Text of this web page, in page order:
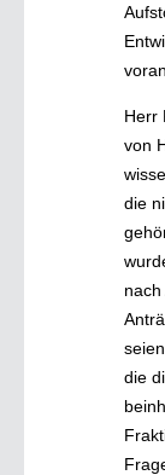
Herr
von
die
die